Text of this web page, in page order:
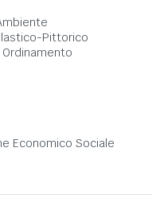
Pittorico
Economico Sociale